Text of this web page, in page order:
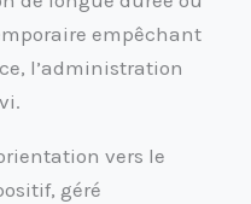
empêchant
l’administration
vers le
géré